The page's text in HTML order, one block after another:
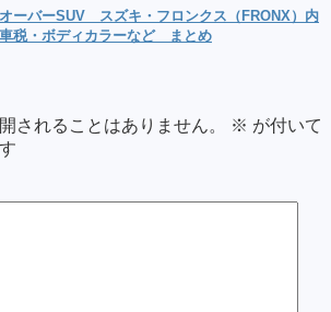
ーバーSUV スズキ・フロンクス（FRONX）内
税・ボディカラーなど まとめ
されることはありません。 ※ が付いて